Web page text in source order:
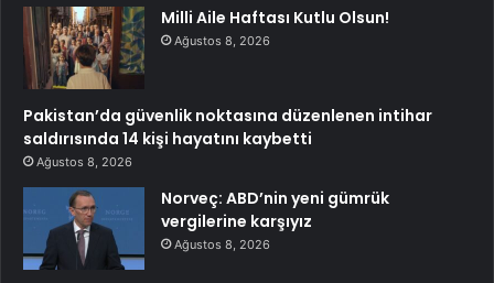
Milli Aile Haftası Kutlu Olsun!
Ağustos 8, 2026
Pakistan’da güvenlik noktasına düzenlenen intihar
saldırısında 14 kişi hayatını kaybetti
Ağustos 8, 2026
Norveç: ABD’nin yeni gümrük
vergilerine karşıyız
Ağustos 8, 2026